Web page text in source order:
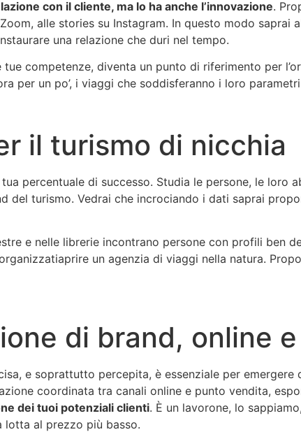
con il cliente, ma lo ha anche l’innovazione.
alle stories su Instagram. In questo modo saprai
una relazione che duri nel tempo.
competenze, diventa un punto di riferimento per
per un po’, i viaggi che soddisferanno i loro parametri
il turismo di nicchia
percentuale di successo. Studia le persone, le loro
del turismo. Vedrai che incrociando i dati saprai
e nelle librerie incontrano persone con profili ben
un agenzia di viaggi nella natura.
di brand, online
e soprattutto percepita, è essenziale per emergere
coordinata tra canali online e punto vendita,
dei tuoi potenziali clienti. È un lavorone, lo
lotta al prezzo più basso.